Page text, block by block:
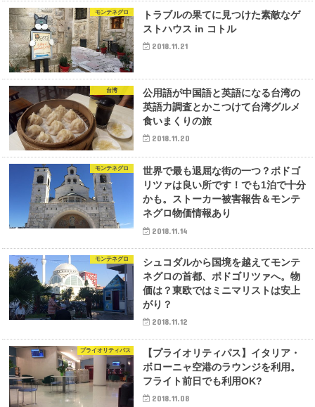
モンテネグロ
トラブルの果てに見つけた素敵なゲ
ストハウス in コトル
2018.11.21
台湾
公用語が中国語と英語になる台湾の
英語力調査とかこつけて台湾グルメ
食いまくりの旅
2018.11.20
モンテネグロ
世界で最も退屈な街の一つ？ポドゴ
リツァは良い所です！でも1泊で十分
かも。ストーカー被害報告＆モンテ
ネグロ物価情報あり
2018.11.14
モンテネグロ
シュコダルから国境を越えてモンテ
ネグロの首都、ポドゴリツァへ。物
価は？東欧ではミニマリストは安上
がり？
2018.11.12
プライオリティパス
【プライオリティパス】イタリア・
ボローニャ空港のラウンジを利用。
フライト前日でも利用OK?
2018.11.08